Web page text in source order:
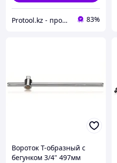
Protool.kz - продажа электроинструмента, ручные строительные и садовые инструменты 83%
Вороток T-образный c
бегунком 3/4" 497мм